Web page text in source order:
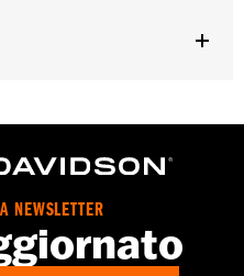
NEWSLETTER